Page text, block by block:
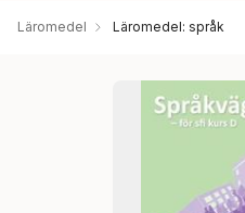
Läromedel Läromedel: språk